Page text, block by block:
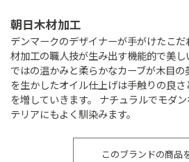
朝日木材加工
デンマークのデザイナーが手がけたこ
材加工の職人技が生み出す機能的で美
ではの温かみと柔らかなカーブが木目
を生かしたオイル仕上げは手触りの良
を増していきます。 ナチュラルでモダ
テリアにもよく馴染みます。
このブランドの商品